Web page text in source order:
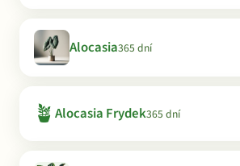
Alocasia365 dní
🪴 Alocasia Frydek365 dní